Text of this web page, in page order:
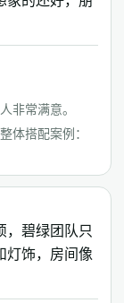
非常满意。
体搭配案例：
，碧绿团队只
灯饰，房间像